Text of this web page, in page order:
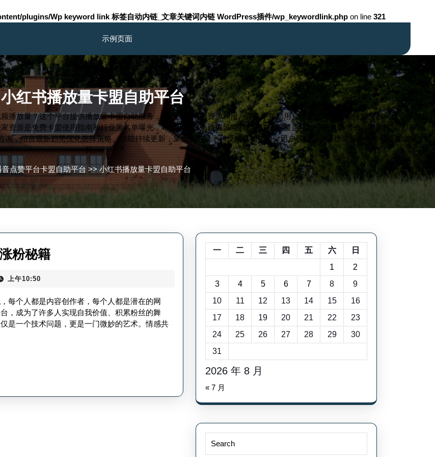
plugins/Wp keyword link 标签自动内链_文章关键词内链 WordPress插件/wp_keywordlink.php on line 321
示例页面
小红书播放量卡盟自助平台
播放量？这个平台提供播放量卡盟自助服务，整合多个卡盟资源和用户评价，帮助用户便捷地增加视频播放次数。核心服务包
资源是免费卡盟使用指南和行业黑名单曝光，帮助用户避免诈骗风险。相关关键词覆盖小红书播放量增长、视频推广技巧等，
，结合最新趋势优化选择策略。功能持续更新，集成实时监测和反馈机制，确保用户获得最佳播放量提升体验和长期增长支
持。
音点赞平台卡盟自助平台 >> 小红书播放量卡盟自助平台
粉秘籍发
书
如
何
上午10:50
每个人都是内容创作者，每个人都是潜在的网
，成为了许多人实现自我价值、积累粉丝的舞
是一个技术问题，更是一门微妙的艺术。情感共
2026 年 8 月
一 二 三 四 五 六
日
1
2
3
4 5 6 7 8
9
10
11 12 13 14 15
16
17
18 19 20 21 22
23
24
25 26 27 28 29
30
31
« 7 月